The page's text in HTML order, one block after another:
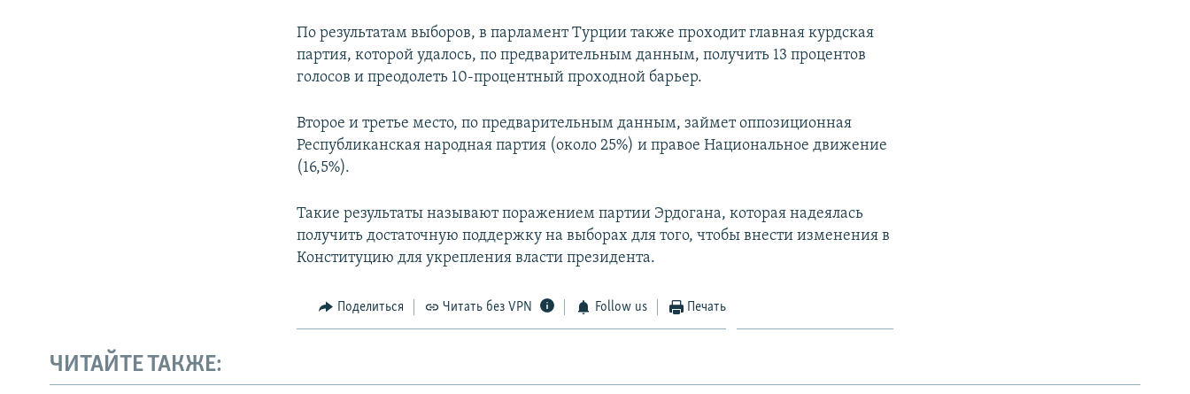
По результатам выборов, в парламент Турции также проходит главная курдская
партия, которой удалось, по предварительным данным, получить 13 процентов
голосов и преодолеть 10-процентный проходной барьер.
Второе и третье место, по предварительным данным, займет оппозиционная
Республиканская народная партия (около 25%) и правое Национальное движение
(16,5%).
Такие результаты называют поражением партии Эрдогана, которая надеялась
получить достаточную поддержку на выборах для того, чтобы внести изменения в
Конституцию для укрепления власти президента.
Поделиться Читать без VPN Follow us Печать
ЧИТАЙТЕ ТАКЖЕ: